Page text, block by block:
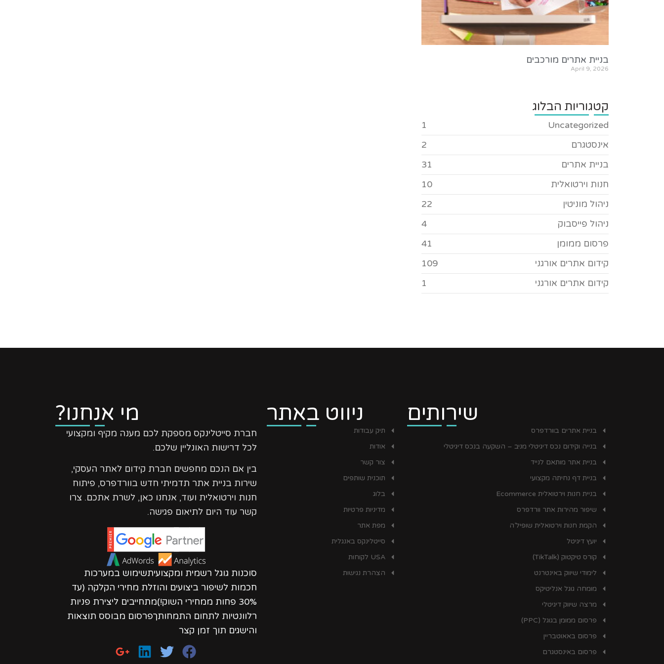
בניית אתרים מורכבים
April 9, 2026
קטגוריות הבלוג
Uncategorized
1
אינסטגרם
2
בניית אתרים
31
חנות וירטואלית
10
ניהול מוניטין
22
ניהול פייסבוק
4
פרסום ממומן
41
קידום אתרים אורגני
109
קידום אתרים אורגני
1
מי אנחנו?
חברת סייטלינקס מספקת לכם מענה מקיף ומקצועי
לכל דרישות האונליין שלכם.
בין אם הנכם מחפשים חברת קידום לאתר העסקי,
שירות בניית אתר תדמיתי חדש בוורדפרס, פיתוח
חנות וירטואלית ועוד, אנחנו כאן, לשרת אתכם. צרו
קשר עוד היום לתיאום פגישה.
סוכנות גוגל רשמית ומקצועיתשימוש במערכות
חכמות לשיפור ביצועים והוזלת מחירי הקלקה (עד
30% פחות ממחירי השוק!)מתחייבים ליצירת פניות
רלוונטיות לתחום התמחותךפרסום מבוסס תוצאות
והישגים תוך זמן קצר
ניווט באתר
תיק עבודות
אודות
צור קשר
תוכנית שותפים
בלוג
מדיניות פרטיות
מפת אתר
סייטלינקס באנגלית
USA לקוחות
הצהרת נגישות
שירותים
בניית אתרים בוורדפרס
בנייה וקידום נכס דיגיטלי מניב – השקעה בנכס דיגיטלי
בניית אתר מותאם לנייד
בניית דף נחיתה מקצועי
בניית חנות וירטואלית Ecommerce
שיפור מהירות אתר וורדפרס
הקמת חנות וירטואלית שופיל’ה
יועץ דיגיטל
קורס טיקטוק (TikTalk)
לימודי שיווק באינטרנט
מומחה גוגל אנליטיקס
מרצה שיווק דיגיטלי
פרסום ממומן בגוגל (PPC)
פרסום באאוטבריין
פרסום באינסטגרם